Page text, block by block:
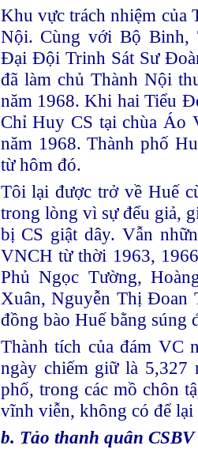
Khu vực trách nhiệm của
Nội. Cùng với Bộ Binh,
Đại Đội Trinh Sát Sư
đã làm chủ Thành Nội
năm 1968. Khi hai Tiểu
Chỉ Huy CS tại chùa Áo
năm 1968. Thành phố
từ hôm đó.
Tôi lại được trở về Huế
trong lòng vì sự đểu giả,
bị CS giật dây. Vẫn
VNCH từ thời 1963,
Phủ Ngọc Tường,
Xuân, Nguyễn Thị Đoan
đồng bào Huế bằng súng
Thành tích của đám VC
ngày chiếm giữ là 5,327
phố, trong các mồ chôn
vĩnh viễn, không có để lại
b. Tảo thanh quân